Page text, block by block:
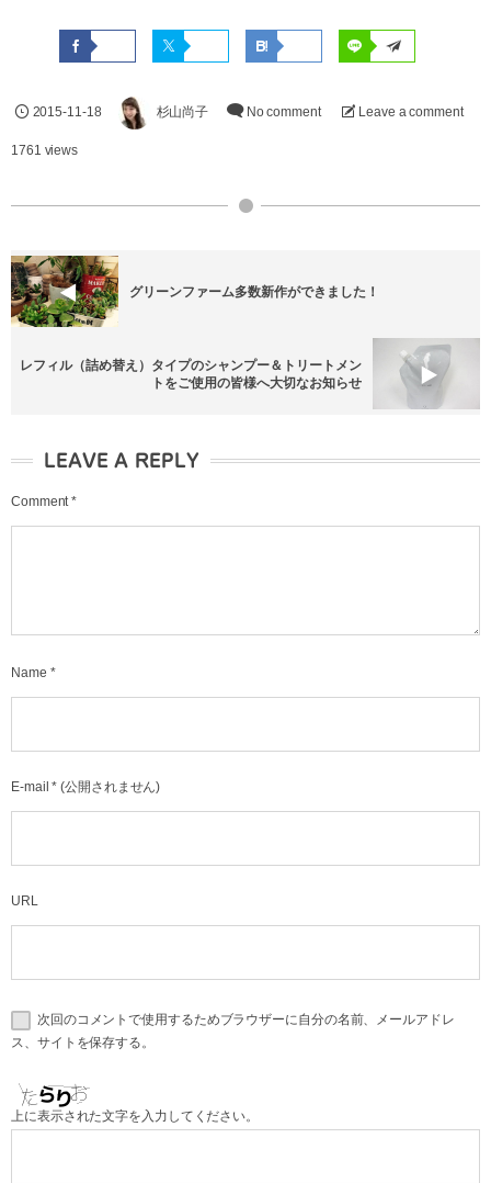
2015-11-18 杉山尚子 No comment Leave a comment
1761 views
グリーンファーム多数新作ができました！
レフィル（詰め替え）タイプのシャンプー＆トリートメン
トをご使用の皆様へ大切なお知らせ
LEAVE A REPLY
Comment *
Name *
E-mail * (公開されません)
URL
次回のコメントで使用するためブラウザーに自分の名前、メールアドレ
ス、サイトを保存する。
上に表示された文字を入力してください。